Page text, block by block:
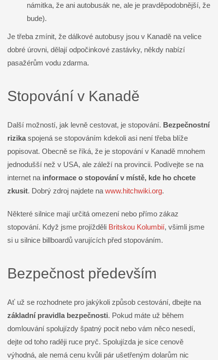
námitka, že ani autobusák ne, ale je pravděpodobnější, že
bude).
Je třeba zmínit, že dálkové autobusy jsou v Kanadě na velice
dobré úrovni, dělají odpočinkové zastávky, někdy nabízí
pasažérům vodu zdarma.
Stopování v Kanadě
Další možností, jak levně cestovat, je stopování. Bezpečnostní
rizikaspojená se stopováním kdekoli asi není třeba blíže
popisovat. Obecně se říká, že je stopování v Kanadě mnohem
jednodušší než v USA, ale záleží na provincii. Podívejte se na
internet na informace o stopování v místě, kde ho chcete
zkusit. Dobrý zdroj najdete na www.hitchwiki.org.
Některé silnice mají určitá omezení nebo přímo zákaz
stopování. Když jsme projížděli Britskou Kolumbií, všimli jsme
si u silnice billboardů varujících před stopováním.
Bezpečnost především
Ať už se rozhodnete pro jakýkoli způsob cestování, dbejte na
základní pravidla bezpečnosti. Pokud máte už během
domlouvání spolujízdy špatný pocit nebo vám něco nesedí,
dejte od toho raději ruce pryč. Spolujízda je sice cenově
výhodná, ale nemá cenu kvůli pár ušetřeným dolarům nic